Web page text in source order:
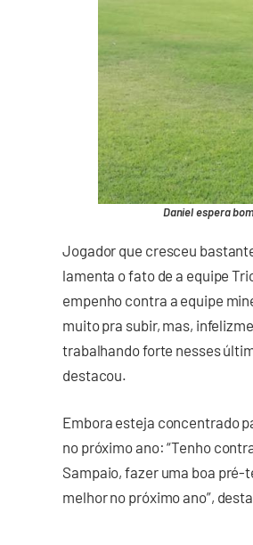
Daniel espera
Jogador que cresceu
lamenta o fato de a equipe
empenho contra a equipe
muito pra subir, mas,
trabalhando forte nesses
destacou.
Embora esteja concentrado
no próximo ano: “Tenho
Sampaio, fazer uma boa pré-
melhor no próximo ano”,